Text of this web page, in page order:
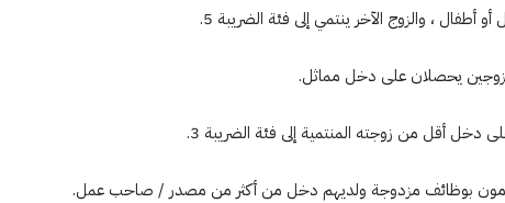
أطفال ، والزوج الآخر ينتمي إلى فئة الضريبة 5.
يحصلان على دخل مماثل.
أقل من زوجته المنتمية إلى فئة الضريبة 3.
بوظائف مزدوجة ولديهم دخل من أكثر من مصدر / صاحب عمل.